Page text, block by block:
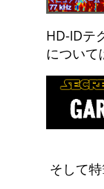
HD-IDテ
について
そして